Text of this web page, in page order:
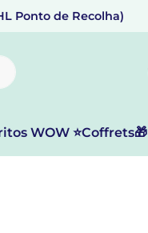
Ponto de Recolha)
WOW ⭐Coffrets🎁